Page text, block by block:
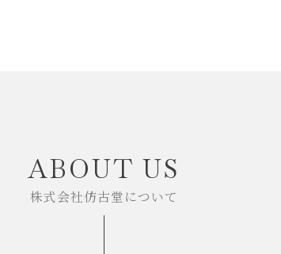
ABOUT US
株式会社仿古堂について